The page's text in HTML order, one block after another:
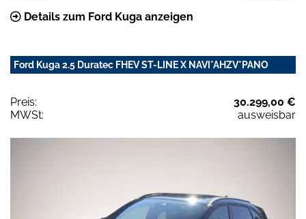
Details zum Ford Kuga anzeigen
Ford Kuga 2.5 Duratec FHEV ST-LINE X NAVI*AHZV*PANO
Preis:
30.299,00 €
MWSt:
ausweisbar